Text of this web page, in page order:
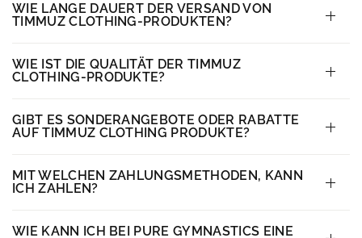
WIE LANGE DAUERT DER VERSAND VON
TIMMUZ CLOTHING-PRODUKTEN?
WIE IST DIE QUALITÄT DER TIMMUZ
CLOTHING-PRODUKTE?
GIBT ES SONDERANGEBOTE ODER RABATTE
AUF TIMMUZ CLOTHING PRODUKTE?
MIT WELCHEN ZAHLUNGSMETHODEN, KANN
ICH ZAHLEN?
WIE KANN ICH BEI PURE GYMNASTICS EINE